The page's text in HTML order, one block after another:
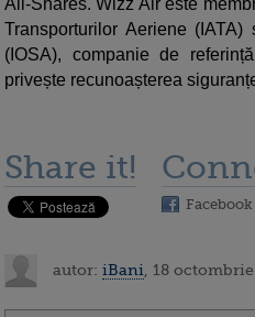
All-Shares. Wizz Air este
Transporturilor Aeriene
(IOSA), companie de
privește recunoașterea
Share it!
Facebook
autor: iBani , 18